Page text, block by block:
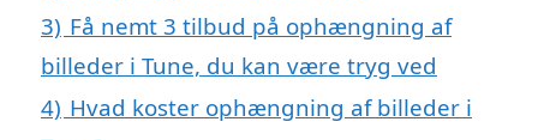
3) Få nemt 3 tilbud på ophængning af
billeder i Tune, du kan være tryg ved
4) Hvad koster ophængning af billeder i